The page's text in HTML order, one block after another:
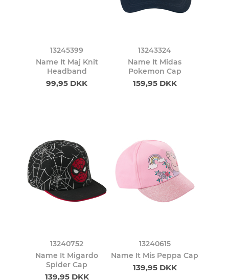
13245399
Name It Maj Knit
Headband
99,95 DKK
13243324
Name It Midas
Pokemon Cap
159,95 DKK
13240752
Name It Migardo
Spider Cap
139,95 DKK
13240615
Name It Mis Peppa Cap
139,95 DKK